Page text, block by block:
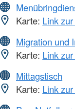
Karte: Link
Migration und
Karte: Link
Mittagstisch
Karte: Link